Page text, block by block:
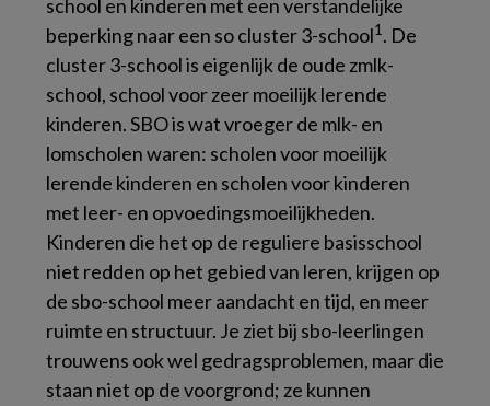
school en kinderen met een verstandelijke
beperking naar een so cluster 3-school1. De
cluster 3-school is eigenlijk de oude zmlk-
school, school voor zeer moeilijk lerende
kinderen. SBO is wat vroeger de mlk- en
lomscholen waren: scholen voor moeilijk
lerende kinderen en scholen voor kinderen
met leer- en opvoedingsmoeilijkheden.
Kinderen die het op de reguliere basisschool
niet redden op het gebied van leren, krijgen op
de sbo-school meer aandacht en tijd, en meer
ruimte en structuur. Je ziet bij sbo-leerlingen
trouwens ook wel gedragsproblemen, maar die
staan niet op de voorgrond; ze kunnen